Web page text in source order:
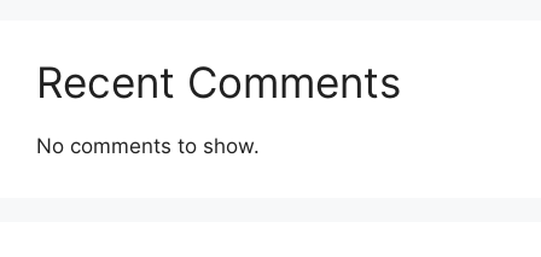
Recent Comments
No comments to show.